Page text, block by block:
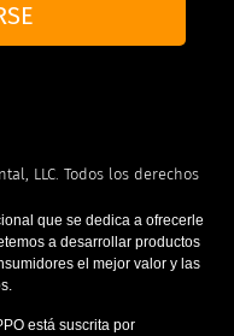
LLC. Todos los derechos
que se dedica a ofrecerle
a desarrollar productos
el mejor valor y las
está suscrita por